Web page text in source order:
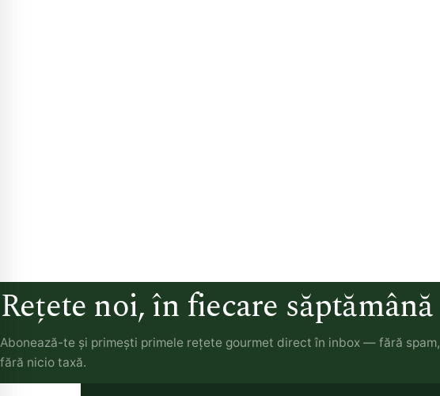
Rețete noi, în fiecare săptămână
Abonează-te și primești primele rețete gourmet direct în inbox — fără spam,
fără nicio taxă.